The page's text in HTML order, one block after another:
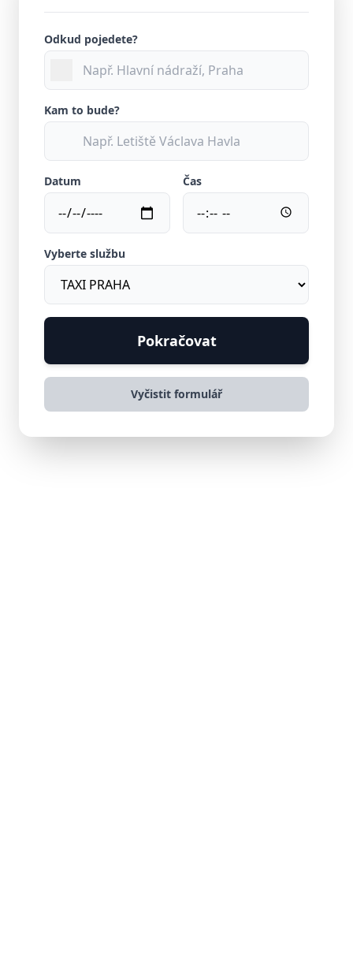
Odkud pojedete?
Kam to bude?
Datum Čas
Vyberte službu
Pokračovat
Vyčistit formulář